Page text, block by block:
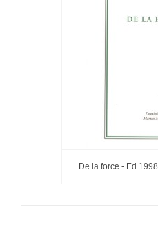
De la force - Ed 1998